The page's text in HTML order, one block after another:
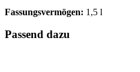
Fassungsvermögen: 1,5 l
Passend dazu